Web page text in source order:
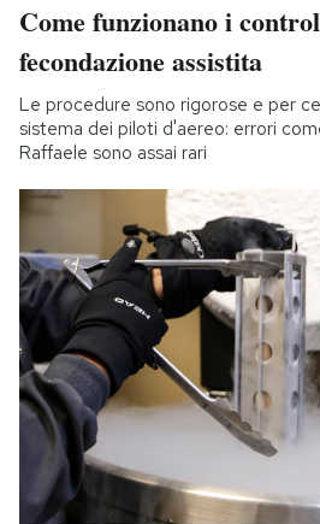
Come funzionano i
fecondazione assistita
Le procedure sono rigorose e per
sistema dei piloti d'aereo: errori
Raffaele sono assai rari